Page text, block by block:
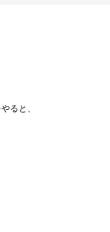
ると、